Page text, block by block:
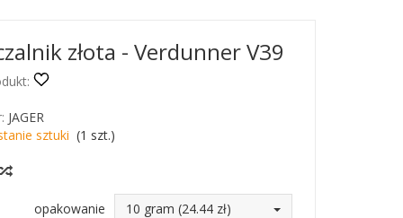
złota - Verdunner V39
JAGER
sztuki (1 szt.)
opakowanie 10 gram (24.44 zł)